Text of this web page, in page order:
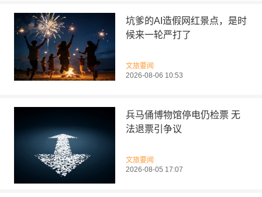
坑爹的AI造假网红景点，是时
候来一轮严打了
文旅要闻
2026-08-06 10:53
兵马俑博物馆停电仍检票 无
法退票引争议
文旅要闻
2026-08-05 17:07